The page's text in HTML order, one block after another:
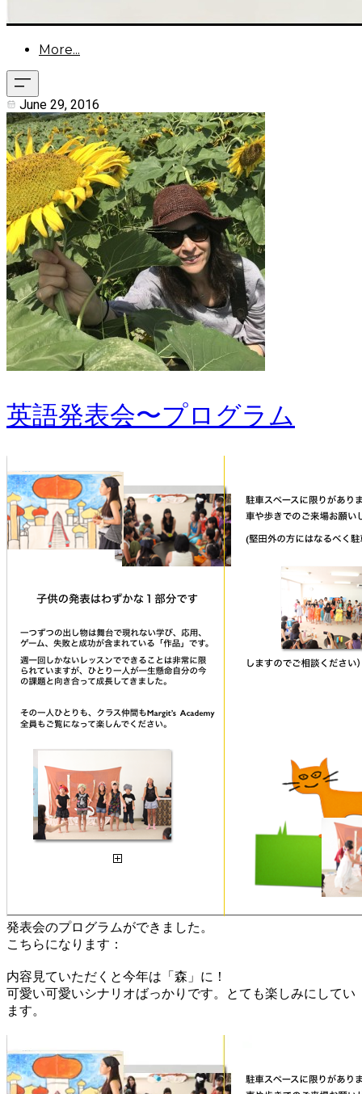
More...
June 29, 2016
英語発表会〜プログラム
発表会のプログラムができました。
こちらになります：
内容見ていただくと今年は「森」に！
​可愛い可愛いシナリオばっかりです。とても楽しみにしてい
ます。